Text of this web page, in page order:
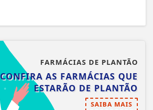
FARMÁCIAS DE PLANTÃO
CONFIRA AS FARMÁCIAS QUE
ESTARÃO DE PLANTÃO
SAIBA MAIS